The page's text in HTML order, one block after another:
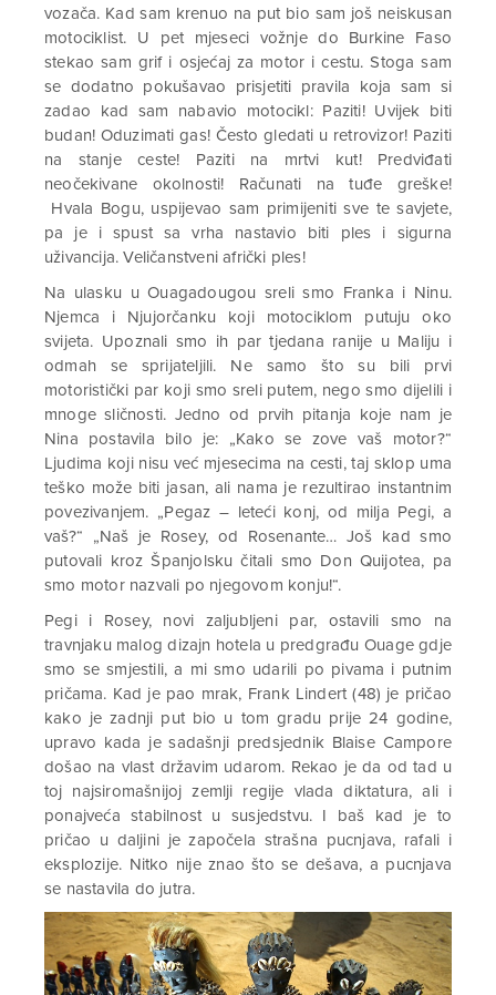
vozača. Kad sam krenuo na put bio sam još neiskusan
motociklist. U pet mjeseci vožnje do Burkine Faso
stekao sam grif i osjećaj za motor i cestu. Stoga sam
se dodatno pokušavao prisjetiti pravila koja sam si
zadao kad sam nabavio motocikl: Paziti! Uvijek biti
budan! Oduzimati gas! Često gledati u retrovizor! Paziti
na stanje ceste! Paziti na mrtvi kut! Predviđati
neočekivane okolnosti! Računati na tuđe greške!
Hvala Bogu, uspijevao sam primijeniti sve te savjete,
pa je i spust sa vrha nastavio biti ples i sigurna
uživancija. Veličanstveni afrički ples!
Na ulasku u Ouagadougou sreli smo Franka i Ninu.
Njemca i Njujorčanku koji motociklom putuju oko
svijeta. Upoznali smo ih par tjedana ranije u Maliju i
odmah se sprijateljili. Ne samo što su bili prvi
motoristički par koji smo sreli putem, nego smo dijelili i
mnoge sličnosti. Jedno od prvih pitanja koje nam je
Nina postavila bilo je: „Kako se zove vaš motor?“
Ljudima koji nisu već mjesecima na cesti, taj sklop uma
teško može biti jasan, ali nama je rezultirao instantnim
povezivanjem. „Pegaz – leteći konj, od milja Pegi, a
vaš?“ „Naš je Rosey, od Rosenante… Još kad smo
putovali kroz Španjolsku čitali smo Don Quijotea, pa
smo motor nazvali po njegovom konju!“.
Pegi i Rosey, novi zaljubljeni par, ostavili smo na
travnjaku malog dizajn hotela u predgrađu Ouage gdje
smo se smjestili, a mi smo udarili po pivama i putnim
pričama. Kad je pao mrak, Frank Lindert (48) je pričao
kako je zadnji put bio u tom gradu prije 24 godine,
upravo kada je sadašnji predsjednik Blaise Campore
došao na vlast državim udarom. Rekao je da od tad u
toj najsiromašnijoj zemlji regije vlada diktatura, ali i
ponajveća stabilnost u susjedstvu. I baš kad je to
pričao u daljini je započela strašna pucnjava, rafali i
eksplozije. Nitko nije znao što se dešava, a pucnjava
se nastavila do jutra.